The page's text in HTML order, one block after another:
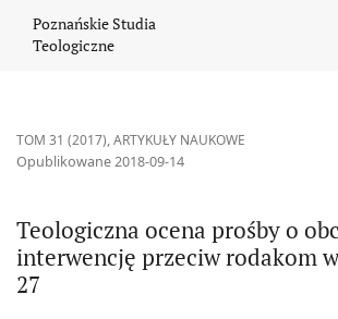
Poznańskie Studia
Teologiczne
TOM 31 (2017),ARTYKUŁY NAUKOWE
Teologiczna ocena prośby o
interwencję przeciw rodakom
27
Opublikowane 2018-09-14